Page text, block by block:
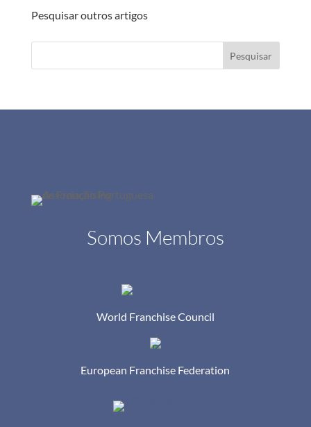
Pesquisar outros artigos
Pesquisar
Somos Membros
World Franchise Council
European Franchise Federation